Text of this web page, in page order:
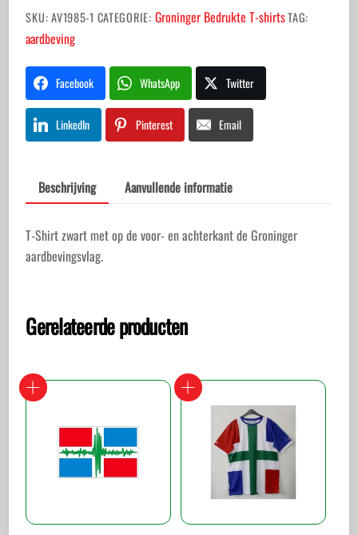
aantal
SKU:AV1985-1 CATEGORIE: Groninger Bedrukte T-shirtsTAG:
aardbeving
Facebook WhatsApp Twitter
LinkedIn Pinterest Email
Beschrijving Aanvullende informatie
T-Shirt zwart met op de voor- en achterkant de Groninger
aardbevingsvlag.
Gerelateerde producten